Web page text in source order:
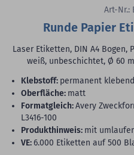
Art-Nr.:
Runde Papier
Laser Etiketten, DIN A4 Bogen,
weiß, unbeschichtet, Ø 60
Klebstoff: permanent klebend
Oberfläche: matt
Formatgleich:Avery
L3416-100
Produkthinweis: mit
VE:6.000 Etiketten auf 500